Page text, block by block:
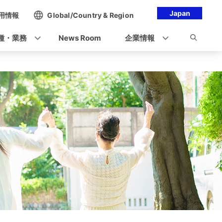
Japan
情報 Global/Country & Region
・業務 News Room 企業情報